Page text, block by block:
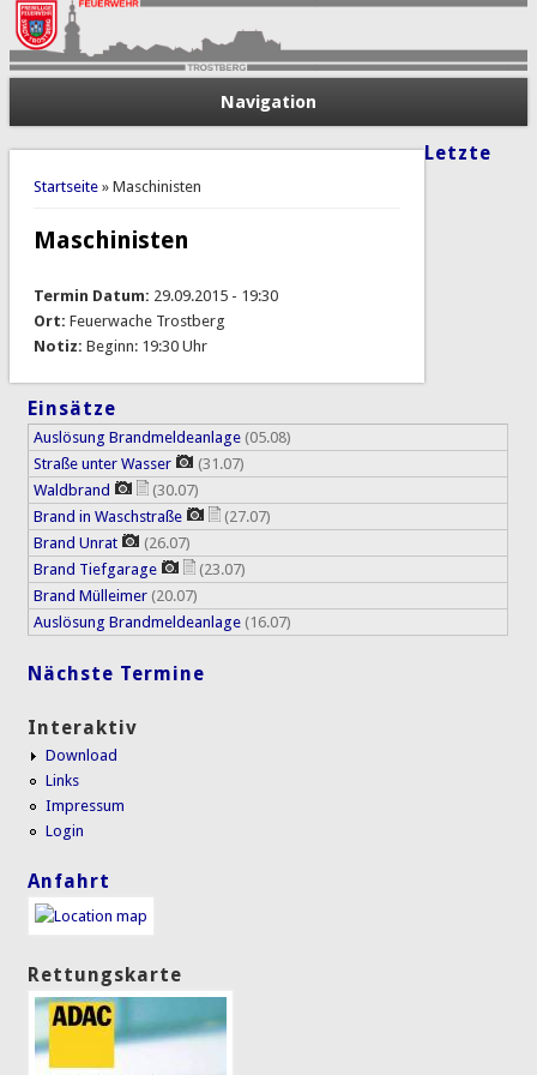
Navigation
Sie sind hier
Startseite» Maschinisten
Maschinisten
Termin Datum: 29.09.2015 - 19:30
Ort: Feuerwache Trostberg
Notiz: Beginn: 19:30 Uhr
Letzte
Einsätze
Auslösung Brandmeldeanlage (05.08)
Straße unter Wasser
(31.07)
Waldbrand
(30.07)
Brand in Waschstraße
(27.07)
Brand Unrat
(26.07)
Brand Tiefgarage
(23.07)
Brand Mülleimer (20.07)
Auslösung Brandmeldeanlage (16.07)
Nächste Termine
Interaktiv
Download
Links
Impressum
Login
Anfahrt
Rettungskarte